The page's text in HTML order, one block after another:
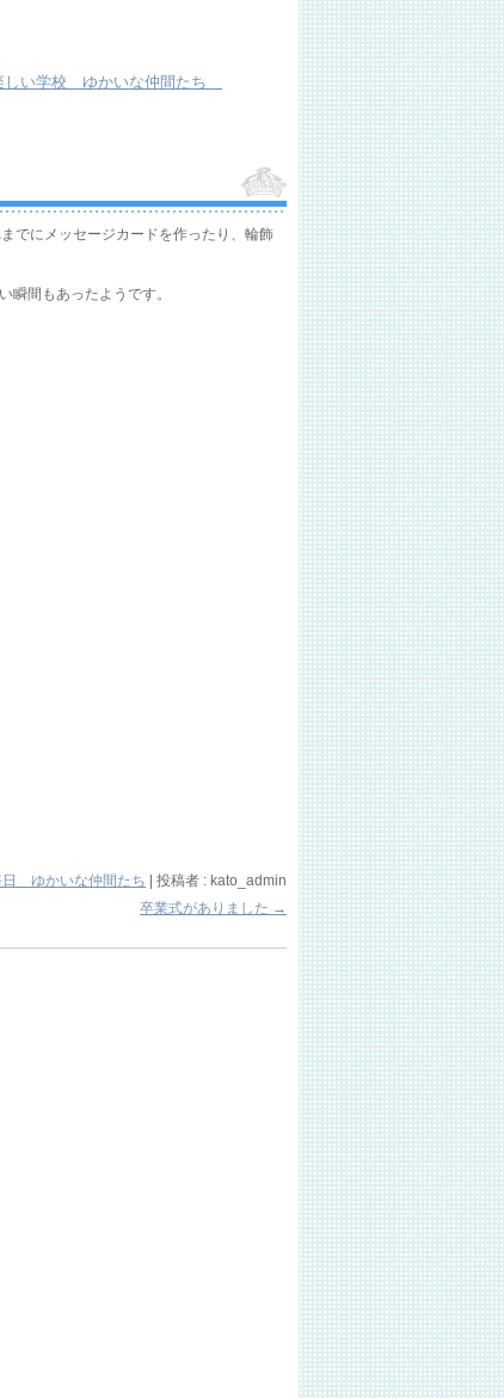
しい学校 ゆかいな仲間たち
でにメッセージカードを作ったり、輪飾
瞬間もあったようです。
日 ゆかいな仲間たち | 投稿者 : kato_admin
卒業式がありました →